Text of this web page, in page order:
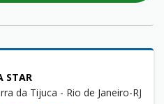
STAR
da Tijuca - Rio de Janeiro-RJ